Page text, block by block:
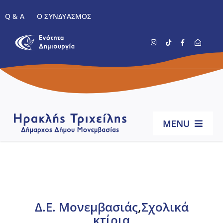
στο
περιεχόμενο
Q & A Ο ΣΥΝΔΥΑΣΜΌΣ
MENU
Δ.Ε. Μονεμβασιάς,Σχολικά